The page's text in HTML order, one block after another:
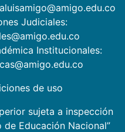
Judiciales:
Institucionales:
de uso
sujeta a inspección
Educación Nacional”